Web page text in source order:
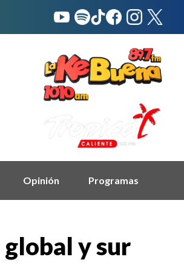
Opinión Programas
y sur